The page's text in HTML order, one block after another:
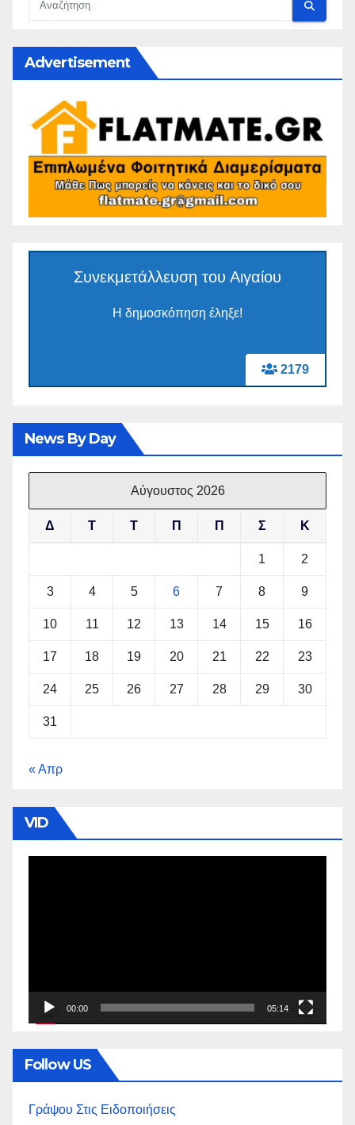
Advertisement
2179
Συνεκμετάλλευση του Αιγαίου
Η δημοσκόπηση έληξε!
News By Day
Αύγουστος 2026
Δ Τ Τ Π Π Σ Κ
1 2
3 4 5 6 7 8 9
10 11 12 13 14 15 16
17 18 19 20 21 22 23
24 25 26 27 28 29 30
31
« Απρ
VID
00:00 05:14
Follow US
Γράψου Στις Ειδοποιήσεις